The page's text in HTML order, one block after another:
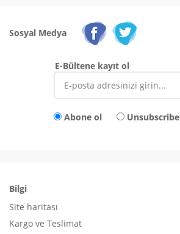
Sosyal Medya
E-Bültene kayıt ol
Abone ol Unsubscribe
Bilgi
Site haritası
Kargo ve Teslimat